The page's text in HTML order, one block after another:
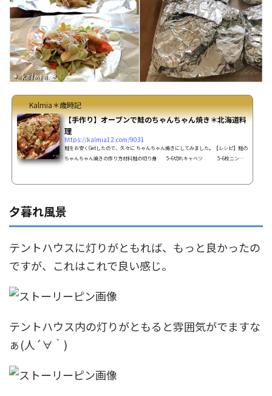
Kalmia＊歳時記
【手作り】オーブンで鮭のちゃんちゃん焼き＊北海道料
理
https://kalmia12.com/9031
鮭をお安くGetしたので、久々に ちゃんちゃん焼きにしてみました。【レシピ】鮭の
ちゃんちゃん焼きの作り方材料鮭の切り身 5~6切れキャベツ 5~6枚ニンジ
夕暮れ風景
テントハウスに灯りがともれば、もっと良かったの
ですが、これはこれで良い感じ。
テントハウス内の灯りがともると雰囲気がでますな
ぁ(人´∀｀)